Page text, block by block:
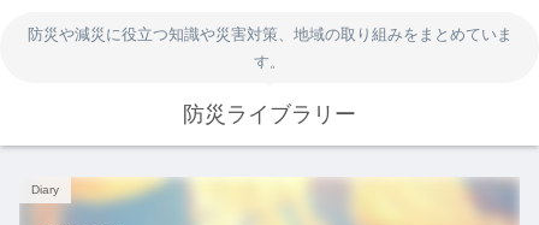
防災や減災に役立つ知識や災害対策、地域の取り組みをまとめていま
す。
防災ライブラリー
Diary